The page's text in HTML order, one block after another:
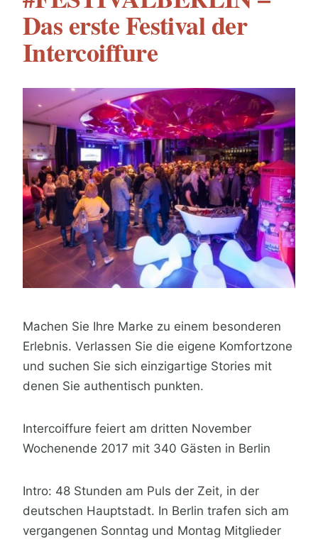
Das erste Festival der
Intercoiffure
Machen Sie Ihre Marke zu einem besonderen
Erlebnis. Verlassen Sie die eigene Komfortzone
und suchen Sie sich einzigartige Stories mit
denen Sie authentisch punkten.
Intercoiffure feiert am dritten November
Wochenende 2017 mit 340 Gästen in Berlin
Intro: 48 Stunden am Puls der Zeit, in der
deutschen Hauptstadt. In Berlin trafen sich am
vergangenen Sonntag und Montag Mitglieder